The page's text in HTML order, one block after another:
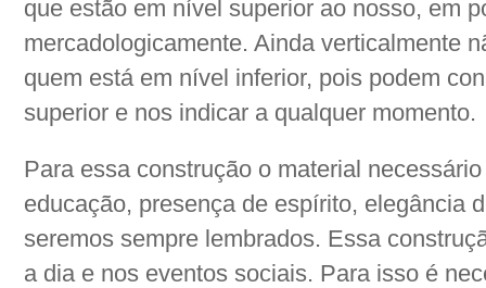
que estão em nível superior ao nosso, em
mercadologicamente. Ainda verticalmente
quem está em nível inferior, pois podem
superior e nos indicar a qualquer momento.
Para essa construção o material
educação, presença de espírito, elegância
seremos sempre lembrados. Essa
a dia e nos eventos sociais. Para isso é